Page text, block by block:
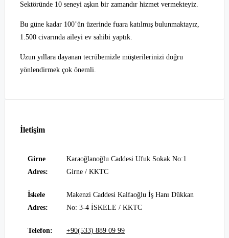
Sektöründe 10 seneyi aşkın bir zamandır hizmet vermekteyiz.
Bu güne kadar 100’ün üzerinde fuara katılmış bulunmaktayız,
1.500 civarında aileyi ev sahibi yaptık.
Uzun yıllara dayanan tecrübemizle müşterilerinizi doğru
yönlendirmek çok önemli.
İletişim
Girne
Adres:
Karaoğlanoğlu Caddesi Ufuk Sokak No:1
Girne / KKTC
İskele
Adres:
Makenzi Caddesi Kalfaoğlu İş Hanı Dükkan
No: 3-4 İSKELE / KKTC
Telefon: +90(533) 889 09 99